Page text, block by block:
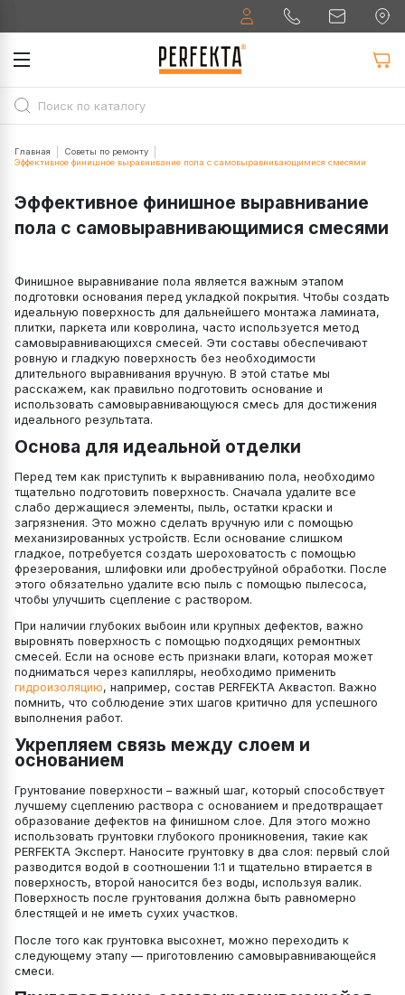
Главная
Советы по ремонту
Эффективное финишное выравнивание пола с самовыравнивающимися смесями
Эффективное финишное выравнивание
пола с самовыравнивающимися смесями
Финишное выравнивание пола является важным этапом
подготовки основания перед укладкой покрытия. Чтобы создать
идеальную поверхность для дальнейшего монтажа ламината,
плитки, паркета или ковролина, часто используется метод
самовыравнивающихся смесей. Эти составы обеспечивают
ровную и гладкую поверхность без необходимости
длительного выравнивания вручную. В этой статье мы
расскажем, как правильно подготовить основание и
использовать самовыравнивающуюся смесь для достижения
идеального результата.
Основа для идеальной отделки
Перед тем как приступить к выравниванию пола, необходимо
тщательно подготовить поверхность. Сначала удалите все
слабо держащиеся элементы, пыль, остатки краски и
загрязнения. Это можно сделать вручную или с помощью
механизированных устройств. Если основание слишком
гладкое, потребуется создать шероховатость с помощью
фрезерования, шлифовки или дробеструйной обработки. После
этого обязательно удалите всю пыль с помощью пылесоса,
чтобы улучшить сцепление с раствором.
При наличии глубоких выбоин или крупных дефектов, важно
выровнять поверхность с помощью подходящих ремонтных
смесей. Если на основе есть признаки влаги, которая может
подниматься через капилляры, необходимо применить
гидроизоляцию, например, состав PERFEKTA Аквастоп. Важно
помнить, что соблюдение этих шагов критично для успешного
выполнения работ.
Укрепляем связь между слоем и
основанием
Грунтование поверхности – важный шаг, который способствует
лучшему сцеплению раствора с основанием и предотвращает
образование дефектов на финишном слое. Для этого можно
использовать грунтовки глубокого проникновения, такие как
PERFEKTA Эксперт. Наносите грунтовку в два слоя: первый слой
разводится водой в соотношении 1:1 и тщательно втирается в
поверхность, второй наносится без воды, используя валик.
Поверхность после грунтования должна быть равномерно
блестящей и не иметь сухих участков.
После того как грунтовка высохнет, можно переходить к
следующему этапу — приготовлению самовыравнивающейся
смеси.